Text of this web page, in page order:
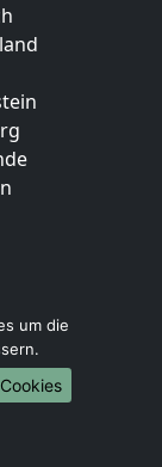
Main
um die